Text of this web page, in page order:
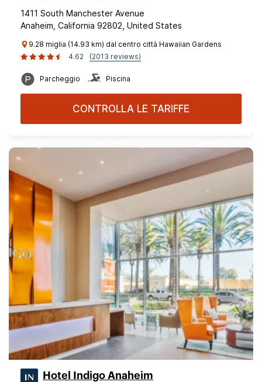
1411 South Manchester Avenue
Anaheim, California 92802, United States
9.28 miglia (14.93 km) dal centro città Hawaiian Gardens
4.62
(2013 reviews)
Parcheggio Piscina
CONTROLLA LE TARIFFE
Hotel Indigo Anaheim